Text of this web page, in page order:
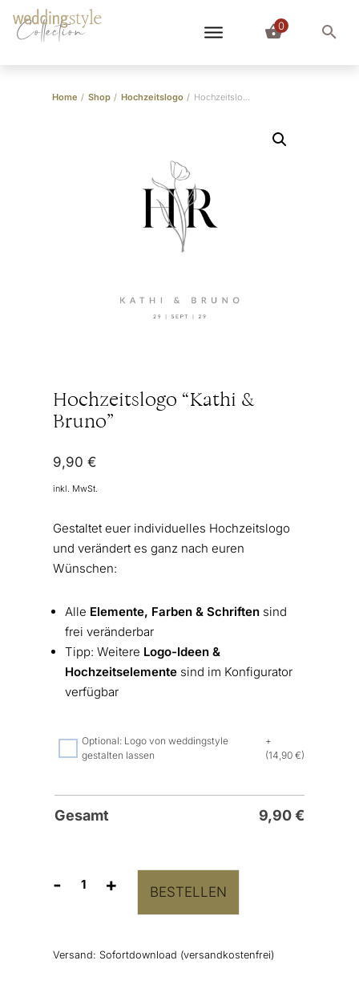
Collection 0
Home / Shop / Hochzeitslogo / Hochzeitslogo “Kathi & Bruno”
Hochzeitslogo “Kathi &
Bruno”
9,90 €
inkl. MwSt.
Gestaltet euer individuelles Hochzeitslogo
und verändert es ganz nach euren
Wünschen:
Alle Elemente, Farben & Schriftensind
frei veränderbar
Tipp: Weitere Logo-Ideen &
Hochzeitselementesind im Konfigurator
verfügbar
Optional: Logo von weddingstyle
gestalten lassen
+
(14,90 €)
Gesamt 9,90€
-
Hochzeitslogo
Menge
+ BESTELLEN
Versand: Sofortdownload (versandkostenfrei)